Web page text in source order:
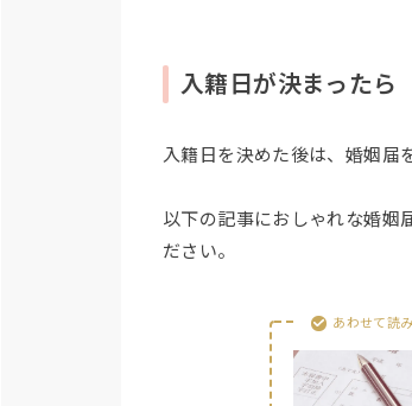
入籍日が決まったら
入籍日を決めた後は、婚姻届
以下の記事におしゃれな婚姻
ださい。
あわせて読